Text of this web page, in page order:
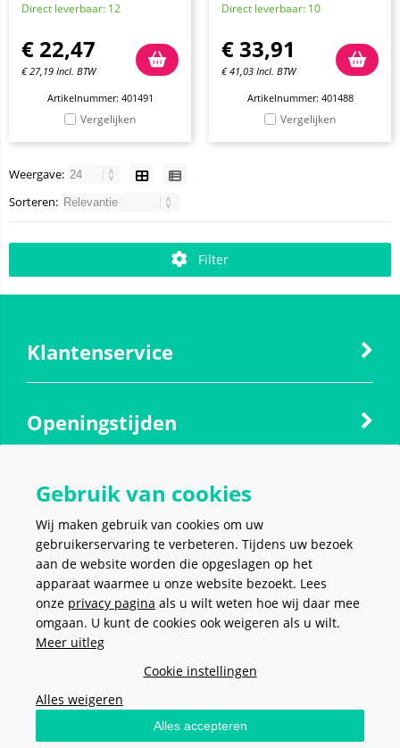
Direct leverbaar: 12
€ 22,47
€27,19 Incl. BTW
Artikelnummer: 401491
Vergelijken
Direct leverbaar: 10
€ 33,91
€41,03 Incl. BTW
Artikelnummer: 401488
Vergelijken
Weergave:
Sorteren:
Filter
Klantenservice
Openingstijden
Contact
Social media
VEILIG EN MAKKELIJK
Gebruik van cookies
Wij maken gebruik van cookies om uw
gebruikerservaring te verbeteren. Tijdens uw bezoek
aan de website worden die opgeslagen op het
apparaat waarmee u onze website bezoekt. Lees
onze privacy pagina als u wilt weten hoe wij daar mee
omgaan. U kunt de cookies ook weigeren als u wilt.
Meer uitleg
Cookie instellingen
Alles weigeren
Alles accepteren